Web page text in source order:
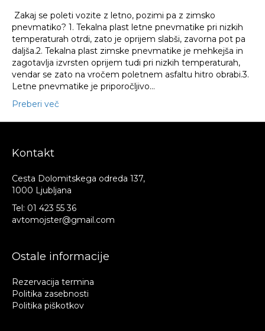
Zakaj se poleti vozite z letno, pozimi pa z zimsko
pnevmatiko? 1. Tekalna plast letne pnevmatike pri nizkih
temperaturah otrdi, zato je oprijem slabši, zavorna pot pa
daljša.2. Tekalna plast zimske pnevmatike je mehkejša in
zagotavlja izvrsten oprijem tudi pri nizkih temperaturah,
vendar se zato na vročem poletnem asfaltu hitro obrabi.3.
Letne pnevmatike je priporočljivo…
Preberi več
Kontakt
Cesta Dolomitskega odreda 137,
1000 Ljubljana
Tel: 01 423 55 36
avtomojster@gmail.com
Ostale informacije
Rezervacija termina
Politika zasebnosti
Politika piškotkov